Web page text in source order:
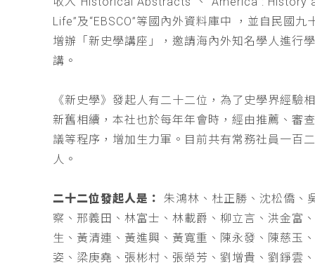
Life”及“EBSCO”等國內外資料庫中 ，並自民國九
增辦「新史學講座」，邀請海內外知名學人進行
講。
《新史學》發起人有二十二位，為了史學界經驗
新舊相續，本社也於每年年會時，經由推薦、審
議等程序，增加生力軍。目前共有常務社員一百
人。
二十二位發起人是：
朱鴻林、杜正勝、沈松僑、
察、邢義田、林富士、林載爵、柳立言、洪金富
生、黃清連、黃進興、黃寬重、陳永發、陳慈玉
姿、梁庚堯、張彬村、張榮芳、劉增貴、劉錚雲